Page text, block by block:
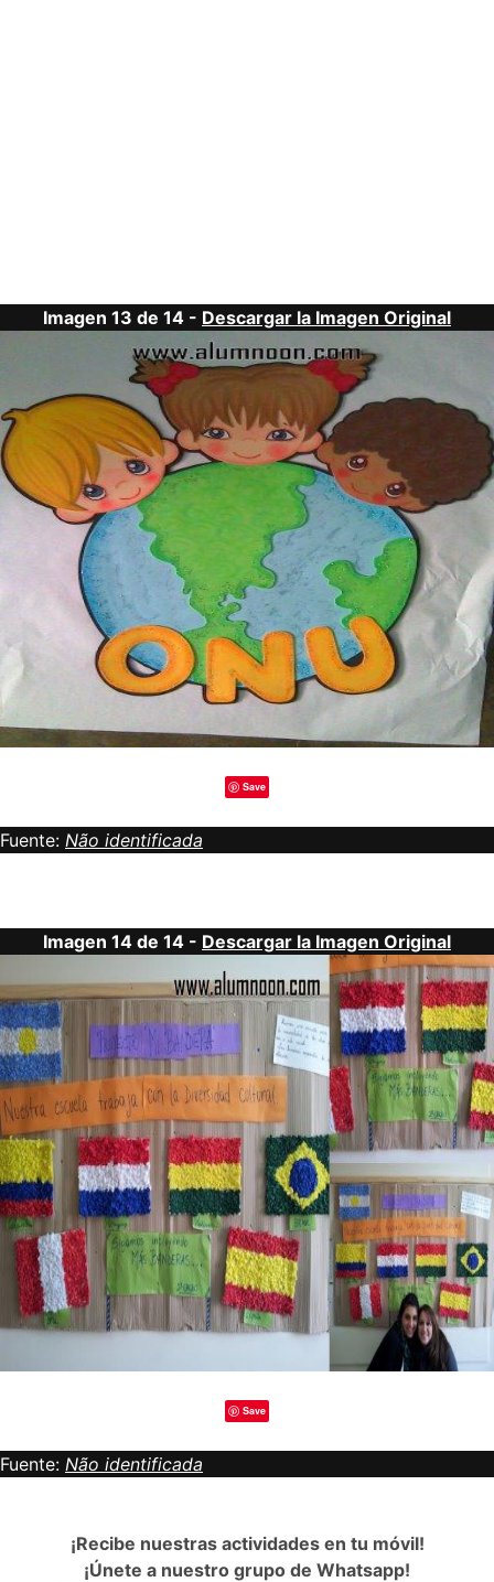
Imagen 13 de 14 - Descargar la Imagen Original
Save
Fuente: Não identificada
Imagen 14 de 14 - Descargar la Imagen Original
Save
Fuente: Não identificada
¡Recibe nuestras actividades en tu móvil!
¡Únete a nuestro grupo de Whatsapp!